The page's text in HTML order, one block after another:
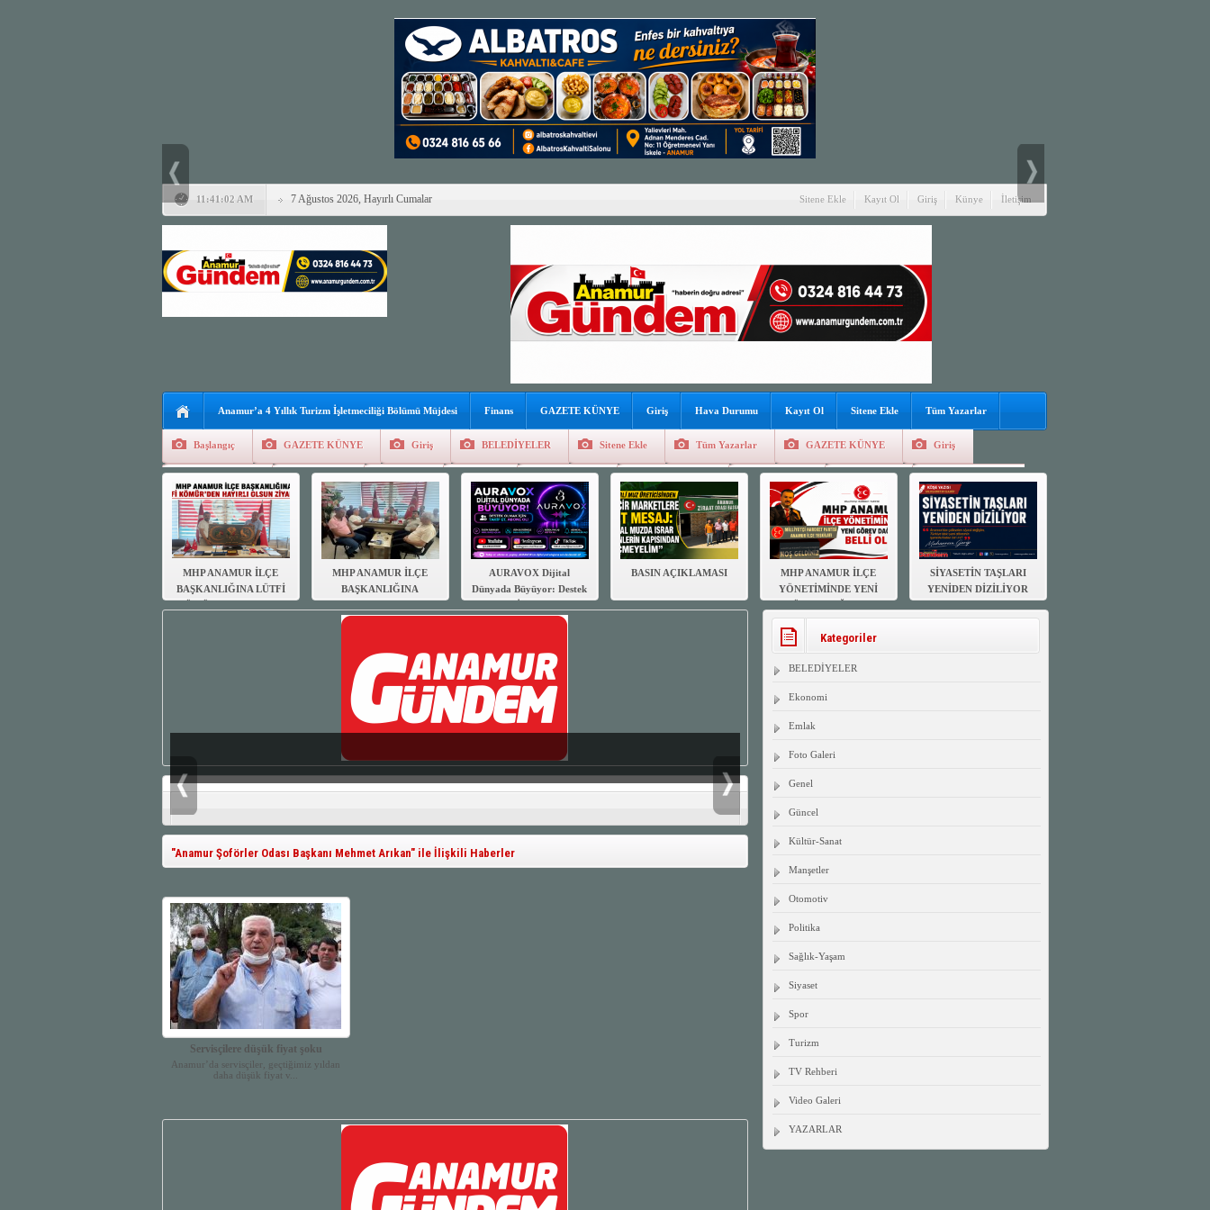
11:41:02 AM 7 Ağustos 2026, Hayırlı Cumalar Sitene Ekle Kayıt Ol Giriş Künye İletişim
Anamur’a 4 Yıllık Turizm İşletmeciliği Bölümü Müjdesi Finans GAZETE KÜNYE Giriş Hava Durumu Kayıt Ol Sitene Ekle Tüm Yazarlar
Başlangıç GAZETE KÜNYE Giriş BELEDİYELER Sitene Ekle Tüm Yazarlar GAZETE KÜNYE Giriş
Tüm Yazarlar Manşetler Güncel Genel Foto Galeri Hava Durumu Sitene Ekle Hava Durumu
Finans Kayıt Ol
MHP ANAMUR İLÇE
BAŞKANLIĞINA LÜTFİ
MHP ANAMUR İLÇE
BAŞKANLIĞINA
DERNEĞİNDEN
ZİYARETİ
AURAVOX Dijital
Dünyada Büyüyor: Destek
BASIN AÇIKLAMASI
MHP ANAMUR İLÇE
YÖNETİMİNDE YENİ
BELLİ OLDU
SİYASETİN TAŞLARI
YENİDEN DİZİLİYOR
"Anamur Şoförler Odası Başkanı Mehmet Arıkan" ile İlişkili Haberler
Servisçilere düşük fiyat şoku
Anamur’da servisçiler, geçtiğimiz yıldan
daha düşük fiyat v...
Kategoriler
BELEDİYELER
Ekonomi
Emlak
Foto Galeri
Genel
Güncel
Kültür-Sanat
Manşetler
Otomotiv
Politika
Sağlık-Yaşam
Siyaset
Spor
Turizm
TV Rehberi
Video Galeri
YAZARLAR